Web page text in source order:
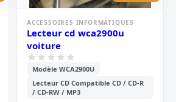
ACCESSOIRES INFORMATIQUES
Lecteur cd wca2900u
voiture
Modèle WCA2900U
Lecteur CD Compatible CD / CD-R
/ CD-RW / MP3